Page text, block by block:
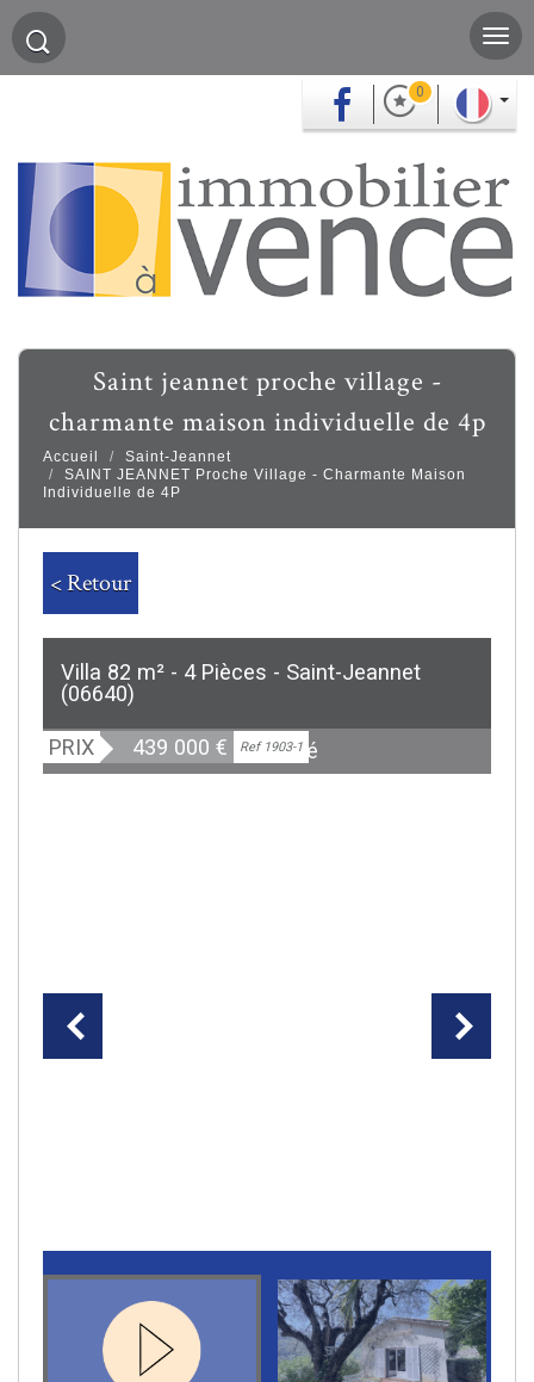
0
saint jeannet proche village -
charmante maison individuelle de 4p
Accueil
Saint-Jeannet
SAINT JEANNET Proche Village - Charmante Maison
Individuelle de 4P
< Retour
Villa 82 m² - 4 Pièces - Saint-Jeannet
(06640)
PRIX 439 000 € Ref 1903-1
Exclusivité